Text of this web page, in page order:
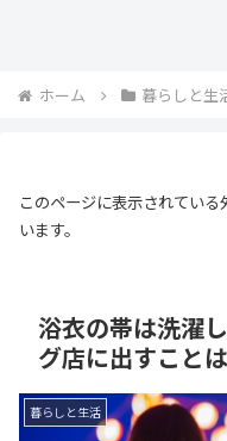
ホーム 暮らしと生
このページに表示されてい
います。
浴衣の帯は洗濯
グ店に出すこと
暮らしと生活